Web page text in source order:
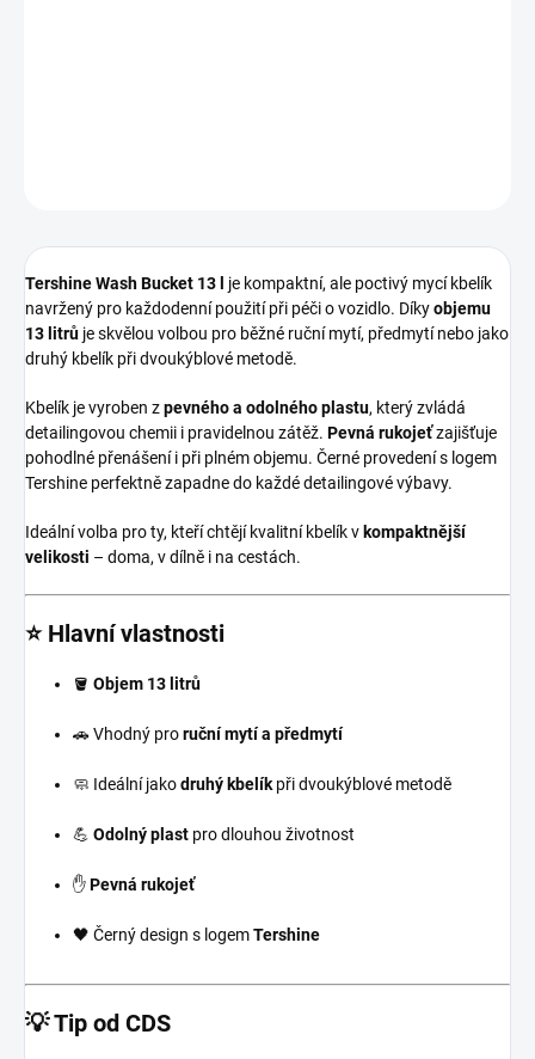
Tershine Wash Bucket 13 l
je kompaktní, ale poctivý mycí kbelík
navržený pro každodenní použití při péči o vozidlo. Díkyobjemu
13 litrů je skvělou volbou pro běžné ruční mytí, předmytí nebo jako
druhý kbelík při dvoukýblové metodě.
Kbelík je vyroben zpevného a odolného plastu, který zvládá
detailingovou chemii i pravidelnou zátěž. Pevná rukojeťzajišťuje
pohodlné přenášení i při plném objemu. Černé provedení s logem
Tershine perfektně zapadne do každé detailingové výbavy.
Ideální volba pro ty, kteří chtějí kvalitní kbelík v kompaktnější
velikosti – doma, v dílně i na cestách.
⭐ Hlavní vlastnosti
🪣 Objem 13 litrů
🚗 Vhodný proruční mytí a předmytí
🧼 Ideální jakodruhý kbelíkpři dvoukýblové metodě
💪 Odolný plast pro dlouhou životnost
✋Pevná rukojeť
🖤 Černý design s logemTershine
💡 Tip od CDS